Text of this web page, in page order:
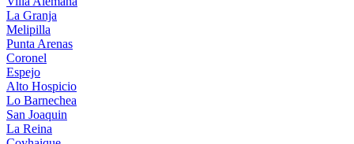
La Granja
Melipilla
Punta Arenas
Coronel
Espejo
Alto Hospicio
Lo Barnechea
San Joaquin
La Reina